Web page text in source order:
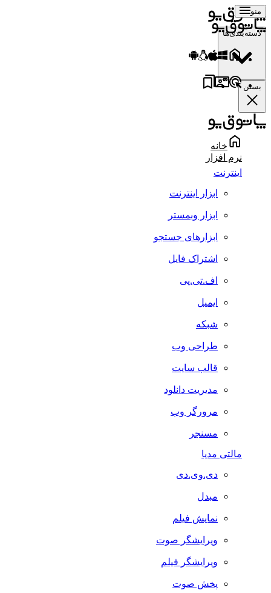
منو
دسته‌بندی‌ها
بستن
خانه
نرم افزار
اینترنت
ابزار اینترنت
ابزار وبمستر
ابزارهای جستجو
اشتراک فایل
اف.تی.پی
ایمیل
شبکه
طراحی وب
قالب سایت
مدیریت دانلود
مرورگر وب
مسنجر
مالتی مدیا
دی.وی.دی
مبدل
نمایش فیلم
ویرایشگر صوت
ویرایشگر فیلم
پخش صوت